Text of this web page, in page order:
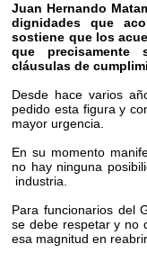
Juan Hernando
dignidades que
sostiene que los
que
cláusulas de
Desde hace varios
pedido esta figura y
mayor urgencia.
En su momento
no hay ninguna
industria.
Para funcionarios del
se debe respetar y no
esa magnitud en